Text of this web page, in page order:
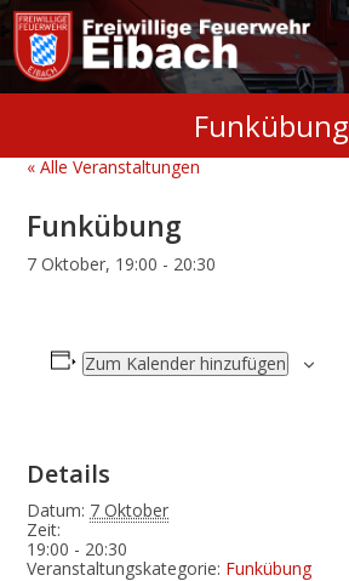
Zum
Inhalt
springen
Funkübung
« Alle Veranstaltungen
Funkübung
7 Oktober, 19:00 - 20:30
Zum Kalender hinzufügen
Details
Datum: 7 Oktober
Zeit:
19:00 - 20:30
Veranstaltungskategorie: Funkübung